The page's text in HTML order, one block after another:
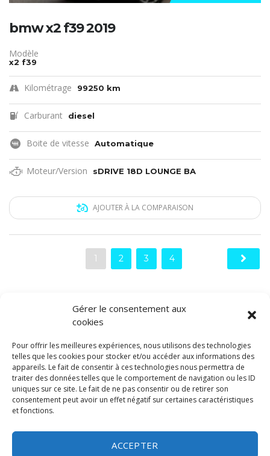
Gérer le consentement aux
cookies
Pour offrir les meilleures expériences, nous utilisons des technologies
telles que les cookies pour stocker et/ou accéder aux informations des
appareils. Le fait de consentir à ces technologies nous permettra de
traiter des données telles que le comportement de navigation ou les ID
uniques sur ce site. Le fait de ne pas consentir ou de retirer son
consentement peut avoir un effet négatif sur certaines caractéristiques
et fonctions.
ACCEPTER
bmw x2 f39 2019
Modèle
x2 f39
Kilométrage 99250 km
Carburant diesel
Boite de vitesse Automatique
Moteur/Version sDRIVE 18D LOUNGE BA
AJOUTER À LA COMPARAISON
1 2 3 4
Lundi - Vendredi :8h00 - 12h00 / 14h00 -18h30
Samedi :9h00 - 12h00 / 14h00 -17h00
Dimanche :Fermé
HORAIRES ATELIER